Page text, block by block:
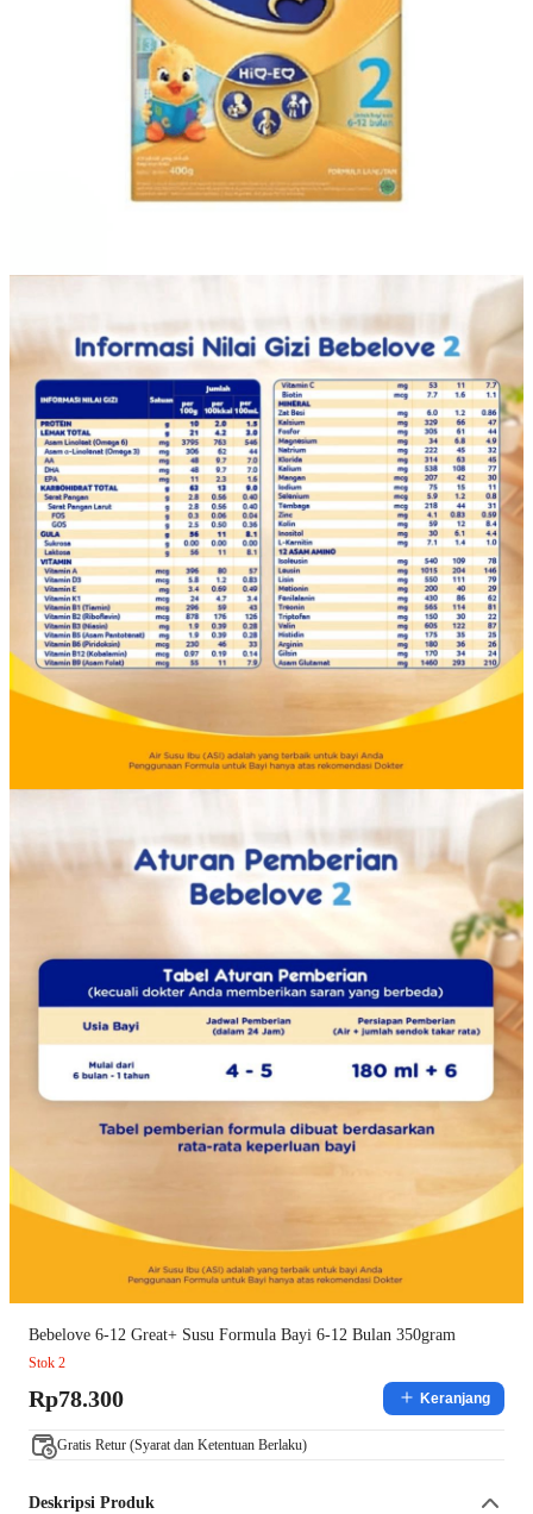
Bebelove 6-12 Great+ Susu Formula Bayi 6-12 Bulan 350gram
Stok 2
Rp78.300 Keranjang
Gratis Retur (Syarat dan Ketentuan Berlaku)
Deskripsi Produk